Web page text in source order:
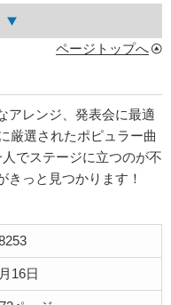
ページトップへ
アレンジ、発表会に最適
厳選されたポピュラー曲
でステージに立つのが不
きっと見つかります！
16日